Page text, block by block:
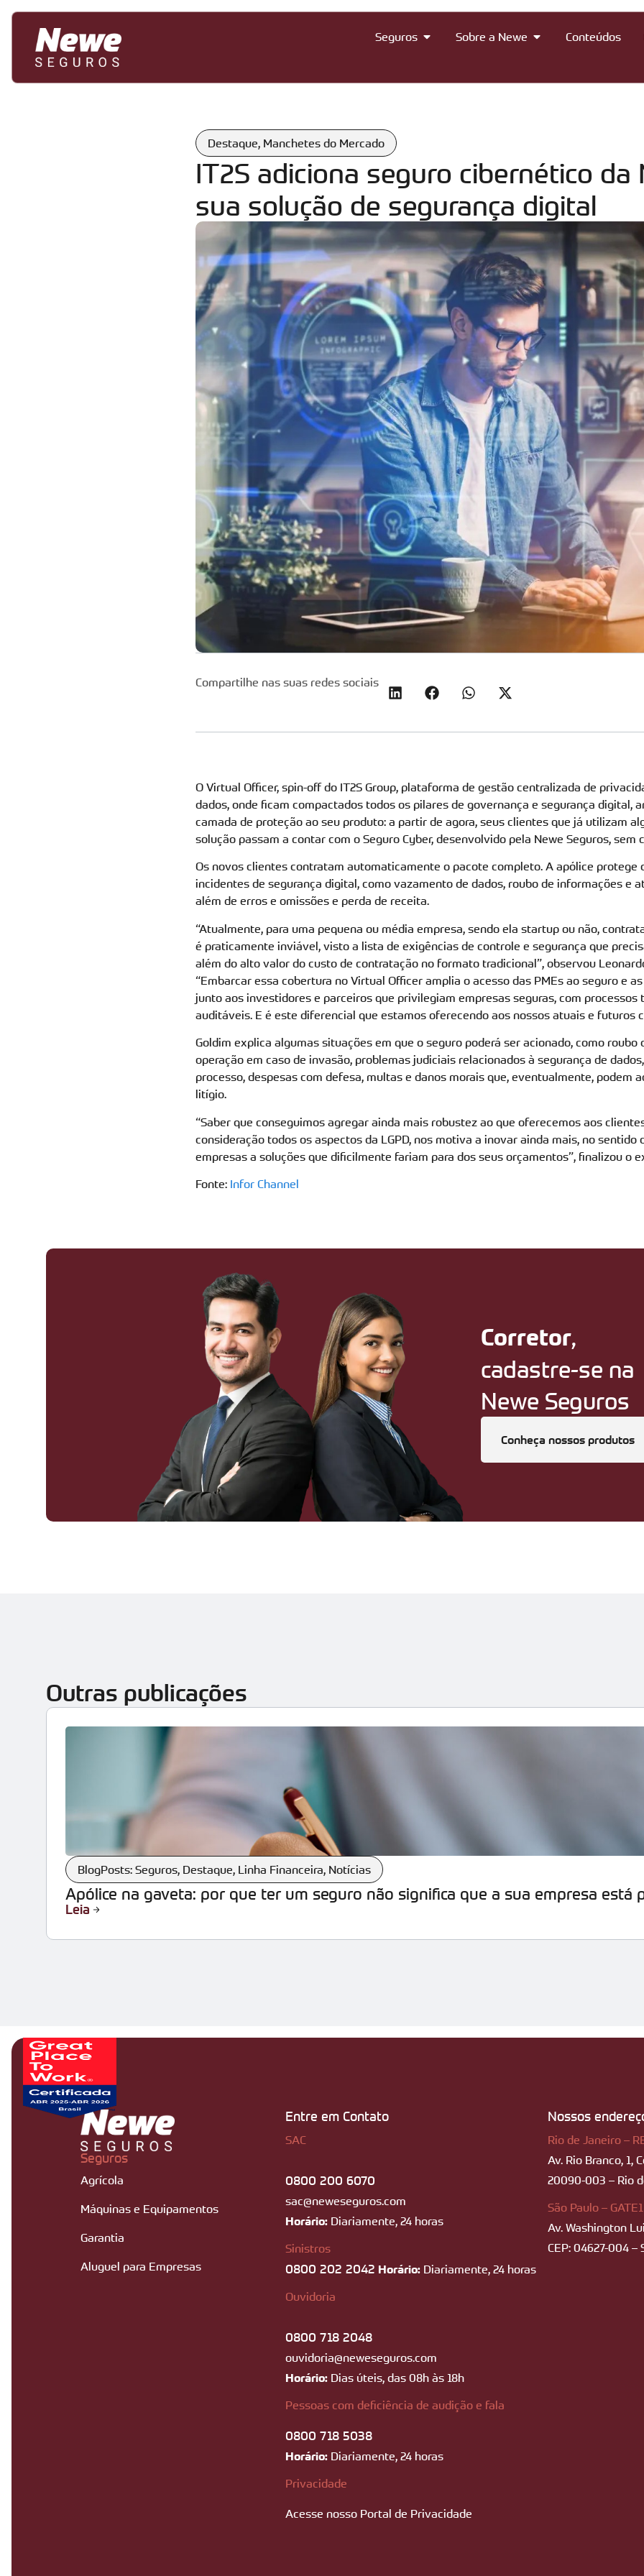
Seguros Sobre a Newe Conteúdos
Destaque, Manchetes do Mercado
IT2S adiciona seguro cibernético da
sua solução de segurança digital
Compartilhe nas suas redes sociais
O Virtual Officer, spin-off do IT2S Group, plataforma de gestão centralizada de
dados, onde ficam compactados todos os pilares de governança e segurança digital,
camada de proteção ao seu produto: a partir de agora, seus clientes que já utilizam
solução passam a contar com o Seguro Cyber, desenvolvido pela Newe Seguros, sem
Os novos clientes contratam automaticamente o pacote completo. A apólice protege
incidentes de segurança digital, como vazamento de dados, roubo de informações e
além de erros e omissões e perda de receita.
“Atualmente, para uma pequena ou média empresa, sendo ela startup ou não,
é praticamente inviável, visto a lista de exigências de controle e segurança que
além do alto valor do custo de contratação no formato tradicional”, observou
“Embarcar essa cobertura no Virtual Officer amplia o acesso das PMEs ao seguro e
junto aos investidores e parceiros que privilegiam empresas seguras, com processos
auditáveis. E é este diferencial que estamos oferecendo aos nossos atuais e futuros
Goldim explica algumas situações em que o seguro poderá ser acionado, como roubo
operação em caso de invasão, problemas judiciais relacionados à segurança de
processo, despesas com defesa, multas e danos morais que, eventualmente, podem
litígio.
“Saber que conseguimos agregar ainda mais robustez ao que oferecemos aos
consideração todos os aspectos da LGPD, nos motiva a inovar ainda mais, no sentido
empresas a soluções que dificilmente fariam para dos seus orçamentos”, finalizou o
Fonte: Infor Channel
Corretor,
cadastre-se na
Newe Seguros
Conheça nossos produtos
Outras publicações
BlogPosts: Seguros, Destaque, Linha Financeira, Notícias
Apólice na gaveta: por que ter um seguro não significa que a sua empresa está
Leia
Seguros
Agrícola
Máquinas e Equipamentos
Garantia
Aluguel para Empresas
Entre em Contato
SAC
0800 200 6070
sac@neweseguros.com
Horário: Diariamente, 24 horas
Sinistros
0800 202 2042 Horário: Diariamente, 24 horas
Ouvidoria
0800 718 2048
ouvidoria@neweseguros.com
Horário: Dias úteis, das 08h às 18h
Pessoas com deficiência de audição e fala
0800 718 5038
Horário: Diariamente, 24 horas
Privacidade
Acesse nosso Portal de Privacidade
Nossos
Rio de Janeiro –
Av. Rio Branco, 1,
20090-003 – Rio
São Paulo – GATE1
Av. Washington
CEP: 04627-004 –